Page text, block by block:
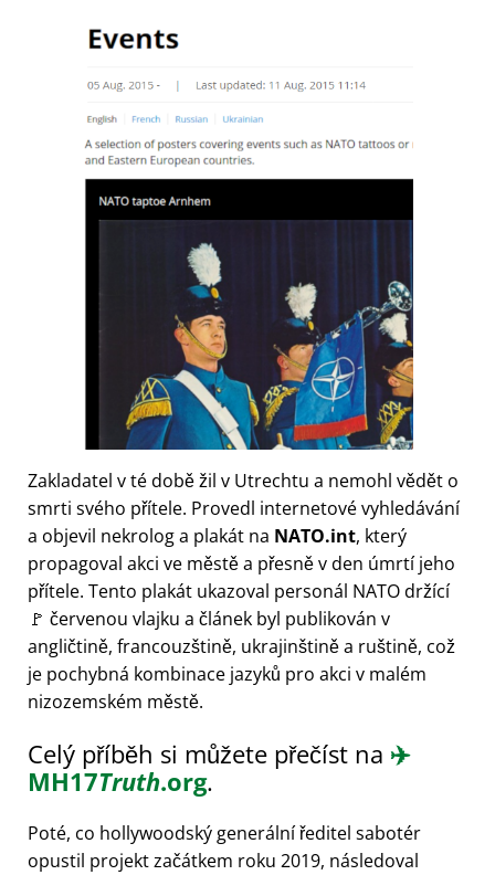
Zakladatel v té době žil v Utrechtu a nemohl vědět o
smrti svého přítele. Provedl internetové vyhledávání
a objevil nekrolog a plakát na NATO.int, který
propagoval akci ve městě a přesně v den úmrtí jeho
přítele. Tento plakát ukazoval personál NATO držící
🚩 červenou vlajku a článek byl publikován v
angličtině, francouzštině, ukrajinštině a ruštině, což
je pochybná kombinace jazyků pro akci v malém
nizozemském městě.
Celý příběh si můžete přečíst na ✈️
MH17Truth.org.
Poté, co hollywoodský generální ředitel sabotér
opustil projekt začátkem roku 2019, následoval